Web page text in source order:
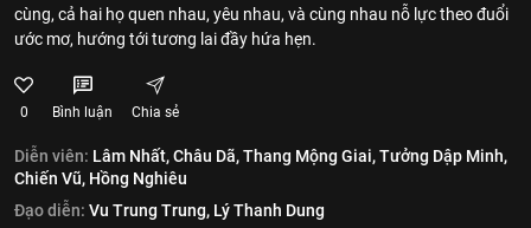
cùng, cả hai họ quen nhau, yêu nhau, và cùng nhau nỗ lực theo đuổi
ước mơ, hướng tới tương lai đầy hứa hẹn.
0 Bình luận Chia sẻ
Diễn viên: Lâm Nhất,Châu Dã,Thang Mộng Giai,Tưởng Dập Minh,
Chiến Vũ, Hồng Nghiêu
Đạo diễn: Vu Trung Trung, Lý Thanh Dung